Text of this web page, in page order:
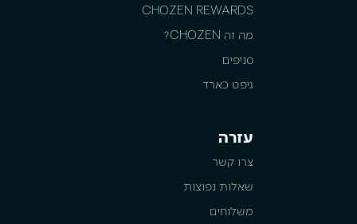
CHOZEN REWARDS
מה זה CHOZEN?
סניפים
גיפט כארד
עזרה
צרו קשר
שאלות נפוצות
משלוחים